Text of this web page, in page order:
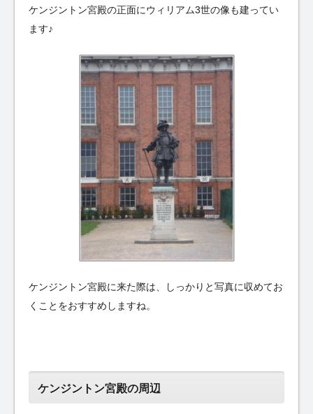
ケンジントン宮殿の正面にウィリアム3世の像も建ってい
ます♪
ケンジントン宮殿に来た際は、しっかりと写真に収めてお
くことをおすすめしますね。
ケンジントン宮殿の周辺